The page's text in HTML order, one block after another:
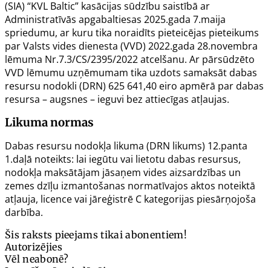
(SIA) “KVL Baltic” kasācijas sūdzību saistībā ar
Administratīvās apgabaltiesas 2025.gada 7.maija
spriedumu, ar kuru tika noraidīts pieteicējas pieteikums
par Valsts vides dienesta (VVD) 2022.gada 28.novembra
lēmuma Nr.7.3/CS/2395/2022 atcelšanu. Ar pārsūdzēto
VVD lēmumu uzņēmumam tika uzdots samaksāt dabas
resursu nodokli (DRN) 625 641,40 eiro apmērā par dabas
resursa – augsnes – ieguvi bez attiecīgas atļaujas.
Likuma normas
Dabas resursu nodokļa likuma (DRN likums) 12.panta
1.daļā noteikts: lai iegūtu vai lietotu dabas resursus,
nodokļa maksātājam jāsaņem vides aizsardzības un
zemes dzīļu izmantošanas normatīvajos aktos noteiktā
atļauja, licence vai jāreģistrē C kategorijas piesārņojoša
darbība.
Šis raksts pieejams tikai abonentiem!
Autorizējies
Vēl neabonē?